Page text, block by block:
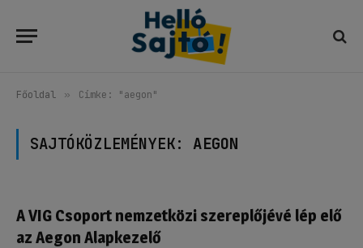
Főoldal » Címke: "aegon"
SAJTÓKÖZLEMÉNYEK:AEGON
A VIG Csoport nemzetközi szereplőjévé lép elő
az Aegon Alapkezelő